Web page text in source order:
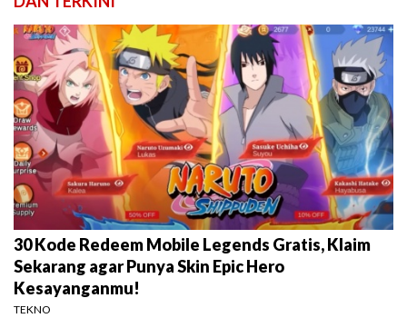
30 Kode Redeem Mobile Legends Gratis, Klaim
Sekarang agar Punya Skin Epic Hero
Kesayanganmu!
TEKNO